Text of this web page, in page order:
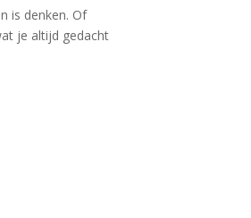
is denken. Of
je altijd gedacht